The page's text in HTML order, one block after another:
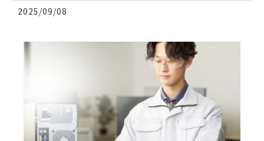
2025/09/08